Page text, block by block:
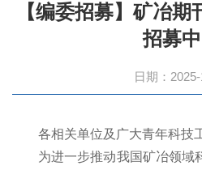
【编委招募】矿冶
招募中
日期：2025-
各相关单位及广大青年科技
为进一步推动我国矿冶领域